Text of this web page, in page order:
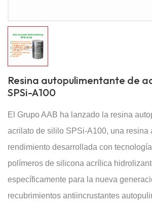
Resina autopulimentante de
SPSi-A100
El Grupo AAB ha lanzado la resina
acrilato de sililo SPSi-A100, una resina
rendimiento desarrollada con
polímeros de silicona acrílica
específicamente para la nueva
recubrimientos antiincrustantes